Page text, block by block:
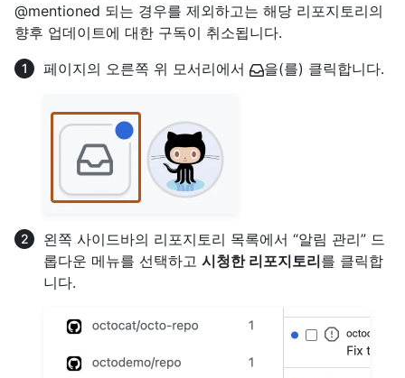
@mentioned 되는 경우를 제외하고는 해당 리포지토리의
향후 업데이트에 대한 구독이 취소됩니다.
페이지의 오른쪽 위 모서리에서
을(를) 클릭합니다.
왼쪽 사이드바의 리포지토리 목록에서 “알림 관리” 드
롭다운 메뉴를 선택하고 시청한 리포지토리를 클릭합
니다.